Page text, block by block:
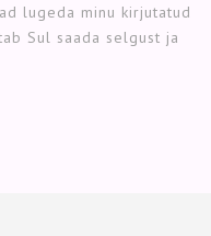
lugeda minu kirjutatud
Sul saada selgust ja